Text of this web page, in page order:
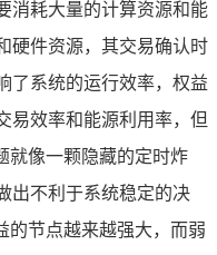
消耗大量的计算资源和能
硬件资源，其交易确认时
了系统的运行效率，权益
易效率和能源利用率，但
就像一颗隐藏的定时炸
出不利于系统稳定的决
的节点越来越强大，而弱